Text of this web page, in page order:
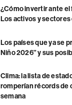
¿Cómo invertir ante
Los activos y
Los países que ya se
Niño 2026” y sus
Clima: la lista de
romperían récords de
semana